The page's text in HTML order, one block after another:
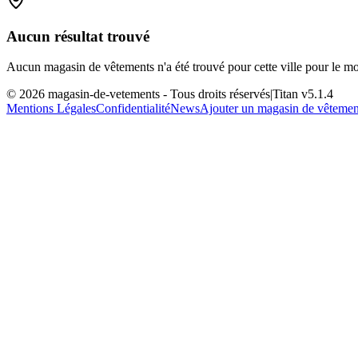
Aucun résultat trouvé
Aucun magasin de vêtements n'a été trouvé pour cette ville pour le
© 2026 magasin-de-vetements - Tous droits réservés|Titan v5.1.4
Mentions LégalesConfidentialitéNewsAjouter un magasin de